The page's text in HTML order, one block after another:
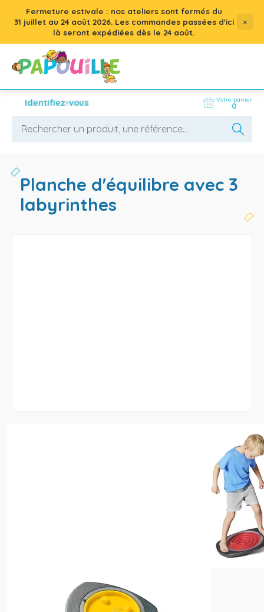
Fermeture estivale : nos ateliers sont fermés du
31 juillet au 24 août 2026. Les commandes passées d'ici
là seront expédiées dès le 24 août.
×
Identifiez-vous Votre panier
0
planche d'équilibre avec 3
labyrinthes